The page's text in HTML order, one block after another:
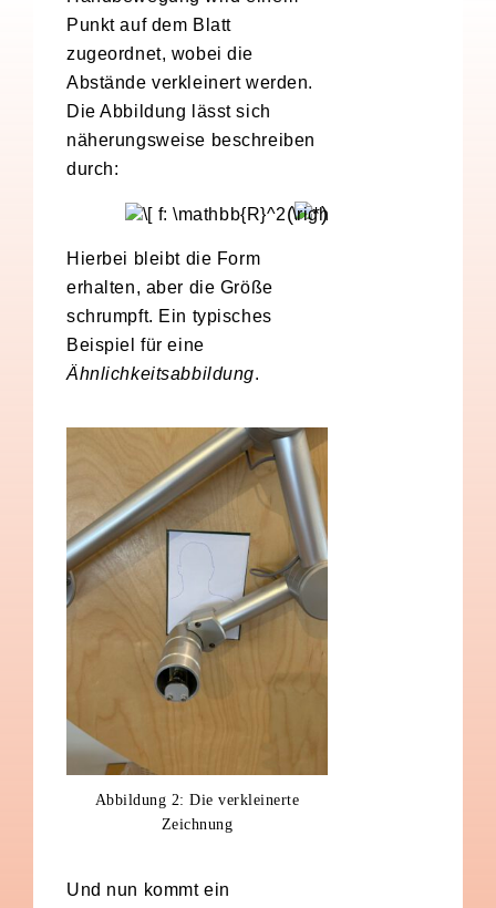
Punkt auf dem Blatt
zugeordnet, wobei die
Abstände verkleinert werden.
Die Abbildung lässt sich
näherungsweise beschreiben
durch:
( )
Hierbei bleibt die Form
erhalten, aber die Größe
schrumpft. Ein typisches
Beispiel für eine
Ähnlichkeitsabbildung.
Abbildung 2: Die verkleinerte
Zeichnung
Und nun kommt ein